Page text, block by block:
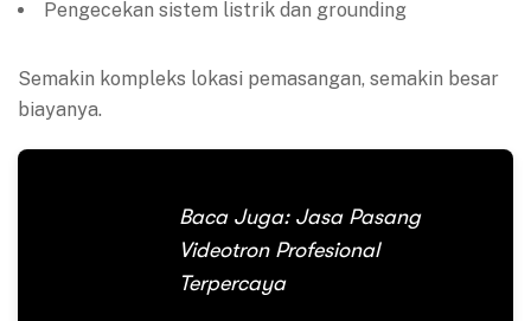
Pengecekan sistem listrik dan grounding
Semakin kompleks lokasi pemasangan, semakin besar
biayanya.
Baca Juga: Jasa Pasang
Videotron Profesional
Terpercaya